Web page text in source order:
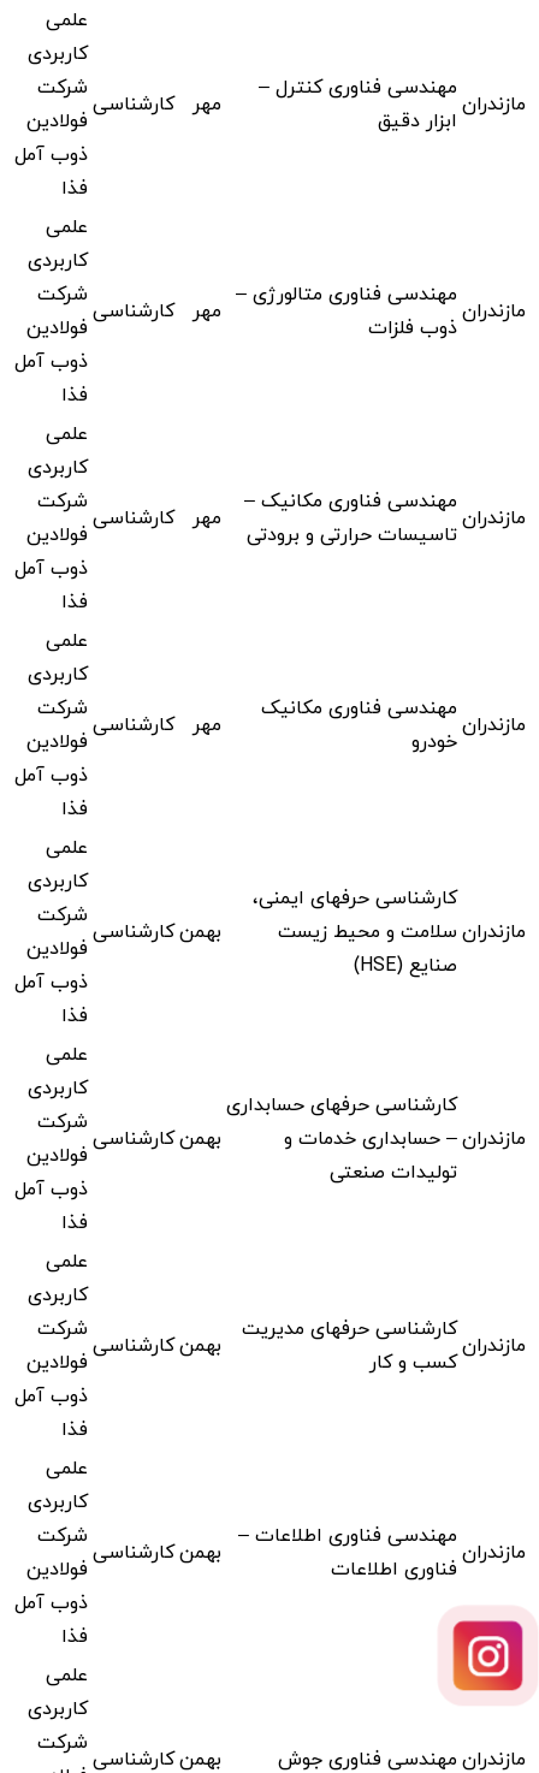
مازندرانمهندسی فناوری کنترل –
ابزار دقیق
مهر کارشناسی
علمی
کاربردی
شرکت
فولادین
ذوب آمل
فذا
مازندرانمهندسی فناوری متالورژی –
ذوب فلزات
مهر کارشناسی
علمی
کاربردی
شرکت
فولادین
ذوب آمل
فذا
مازندرانمهندسی فناوری مکانیک –
تاسیسات حرارتی و برودتی
مهر کارشناسی
علمی
کاربردی
شرکت
فولادین
ذوب آمل
فذا
مازندرانمهندسی فناوری مکانیک
خودرو
مهر کارشناسی
علمی
کاربردی
شرکت
فولادین
ذوب آمل
فذا
مازندران
کارشناسی حرفهای ایمنی،
سلامت و محیط زیست
صنایع (HSE)
بهمنکارشناسی
علمی
کاربردی
شرکت
فولادین
ذوب آمل
فذا
مازندران
کارشناسی حرفهای حسابداری
– حسابداری خدمات و
تولیدات صنعتی
بهمنکارشناسی
علمی
کاربردی
شرکت
فولادین
ذوب آمل
فذا
مازندرانکارشناسی حرفهای مدیریت
کسب و کار
بهمنکارشناسی
علمی
کاربردی
شرکت
فولادین
ذوب آمل
فذا
مازندرانمهندسی فناوری اطلاعات –
فناوری اطلاعات
بهمنکارشناسی
علمی
کاربردی
شرکت
فولادین
ذوب آمل
فذا
مازندرانمهندسی فناوری جوش بهمنکارشناسی
علمی
کاربردی
شرکت